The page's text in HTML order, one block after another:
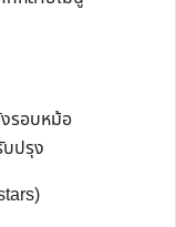
รอบหม้อ
ปรุง